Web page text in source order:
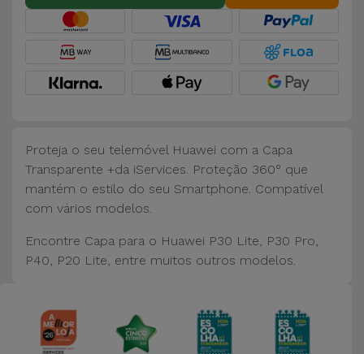
Bolsas e
Malas
Localizadores
e Acessórios
Auto e
Bicicleta
de
Computador
iPad e
Tablet
Proteja o seu telemóvel Huawei com a Capa
Transparente +da iServices. Proteção 360° que
mantém o estilo do seu Smartphone. Compatível
com vários modelos.
Encontre Capa para o Huawei P30 Lite, P30 Pro,
P40, P20 Lite, entre muitos outros modelos.